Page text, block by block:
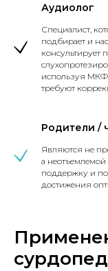
Аудиолог
Специалист,
подбирает и
консультирует
используя МКФ,
требуют
Родители /
Являются не
а
поддержку и
достижения